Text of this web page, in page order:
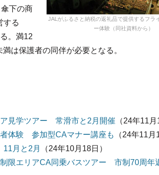
JALがふるさと納税の返礼品で提供するフラ
ー体験（同社資料から）
下の商
する
。満12
は保護者の同伴が必要となる。
見学ツアー 常滑市と2月開催 （24年11月
体験 参加型CAマナー講座も
（24年11月
月と2月
（24年10月18日）
限エリアCA同乗バスツアー 市制70周年